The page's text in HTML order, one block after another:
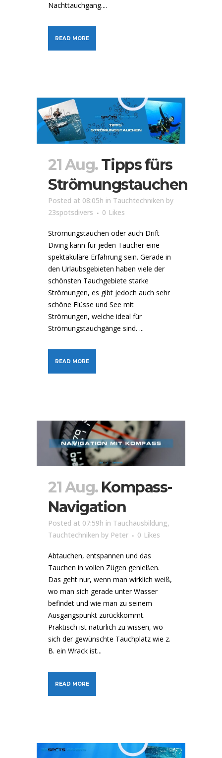
Nachttauchgang....
READ MORE
21 Aug.Tipps fürs
Strömungstauchen
Posted at 08:05h in Tauchtechniken by
23spotsdivers
0 Likes
Strömungstauchen oder auch Drift
Diving kann für jeden Taucher eine
spektakuläre Erfahrung sein. Gerade in
den Urlaubsgebieten haben viele der
schönsten Tauchgebiete starke
Strömungen, es gibt jedoch auch sehr
schöne Flüsse und See mit
Strömungen, welche ideal für
Strömungstauchgänge sind. ...
READ MORE
21 Aug. Kompass-
Navigation
Posted at 07:59h in Tauchausbildung,
Tauchtechniken by Peter 0 Likes
Abtauchen, entspannen und das
Tauchen in vollen Zügen genießen.
Das geht nur, wenn man wirklich weiß,
wo man sich gerade unter Wasser
befindet und wie man zu seinem
Ausgangspunkt zurückkommt.
Praktisch ist natürlich zu wissen, wo
sich der gewünschte Tauchplatz wie z.
B. ein Wrack ist...
READ MORE